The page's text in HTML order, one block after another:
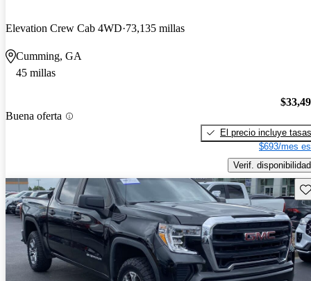
Elevation Crew Cab 4WD 73,135 millas
Cumming, GA
45 millas
Buena oferta
El precio incluye tasas
$693/mes
Verif. disponibilidad